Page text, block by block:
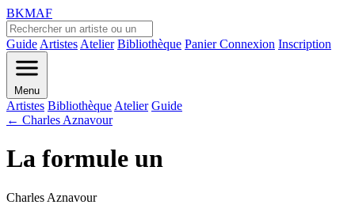
BKMAF
Guide Artistes Atelier Bibliothèque PanierConnexion Inscription
Menu
Artistes Bibliothèque Atelier Guide
← Charles Aznavour
La formule un
Charles Aznavour